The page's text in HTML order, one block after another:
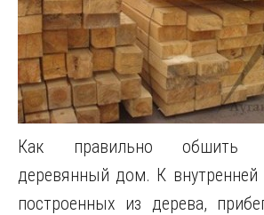
Как правильно обшить
деревянный дом. К внутренней
построенных из дерева,